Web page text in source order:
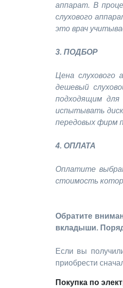
аппарат. В
слухового
это врач
3. ПОДБОР
Цена слухового
дешевый
подходящим
испытывать
передовых фирм
4. ОПЛАТА
Оплатите
стоимость
Обратите
вкладыши.
Если вы
приобрести
Покупка по